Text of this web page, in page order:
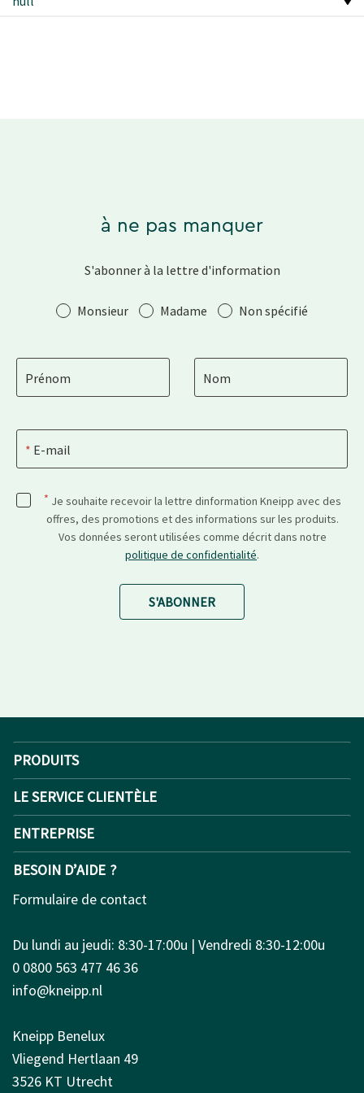
à ne pas manquer
S'abonner à la lettre d'information
SalutationMonsieur Madame Non spécifié
Prénom Nom
E-mail
* Je souhaite recevoir la lettre dinformation Kneipp avec des
offres, des promotions et des informations sur les produits.
Vos données seront utilisées comme décrit dans notre
politique de confidentialité.
S'ABONNER
PRODUITS
LE SERVICE CLIENTÈLE
ENTREPRISE
BESOIN D’AIDE ?
Formulaire de contact
Du lundi au jeudi: 8:30-17:00u | Vendredi 8:30-12:00u
0 0800 563 477 46 36
info@kneipp.nl
Kneipp Benelux
Vliegend Hertlaan 49
3526 KT Utrecht